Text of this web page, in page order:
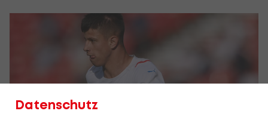
Datenschutz